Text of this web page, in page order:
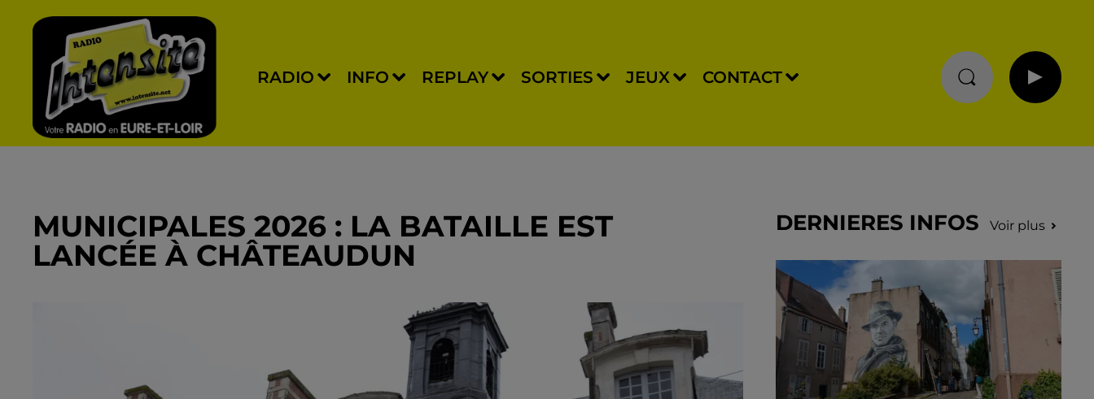
RADIO INFO REPLAY SORTIES JEUX CONTACT
MUNICIPALES 2026 : LA BATAILLE EST
LANCÉE À CHÂTEAUDUN
DERNIERES INFOS Voir plus